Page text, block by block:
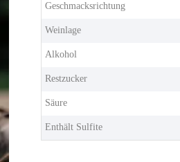
Geschmacksrichtung
Weinlage
Alkohol
Restzucker
Säure
Enthält Sulfite